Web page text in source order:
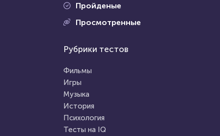
Проходили 664 раза
Пройти тест
Тест: Энергетический вампир
Рубрики тестов
Фильмы
Игры
Музыка
История
Психология
Тесты на IQ
Пройденые
Просмотренные